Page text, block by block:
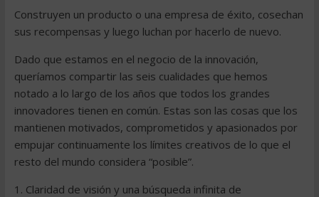
Construyen un producto o una empresa de éxito, cosechan
sus recompensas y luego luchan por hacerlo de nuevo.
Dado que estamos en el negocio de la innovación,
queríamos compartir las seis cualidades que hemos
notado a lo largo de los años que todos los grandes
innovadores tienen en común. Estas son las cosas que los
mantienen motivados, comprometidos y apasionados por
empujar continuamente los límites creativos de lo que el
resto del mundo considera “posible”.
1. Claridad de visión y una búsqueda infinita de